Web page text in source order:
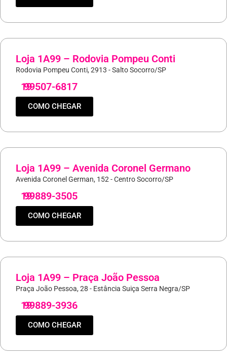
Loja 1A99 – Rodovia Pompeu Conti
Rodovia Pompeu Conti, 2913 - Salto Socorro/SP
19
99507-6817
COMO CHEGAR
Loja 1A99 – Avenida Coronel Germano
Avenida Coronel German, 152 - Centro Socorro/SP
19
99889-3505
COMO CHEGAR
Loja 1A99 – Praça João Pessoa
Praça João Pessoa, 28 - Estância Suiça Serra Negra/SP
19
99889-3936
COMO CHEGAR